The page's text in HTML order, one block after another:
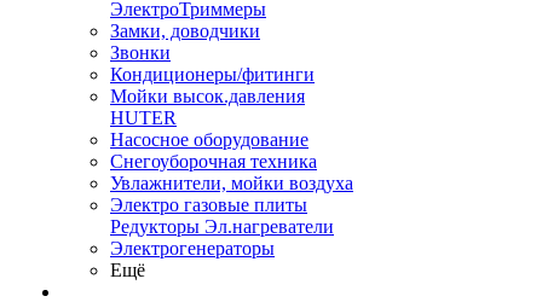
ЭлектроТриммеры
Замки, доводчики
Звонки
Кондиционеры/фитинги
Мойки высок.давления
HUTER
Насосное оборудование
Снегоуборочная техника
Увлажнители, мойки воздуха
Электро газовые плиты
Редукторы Эл.нагреватели
Электрогенераторы
Ещё